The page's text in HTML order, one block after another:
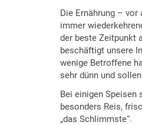
Die Ernährung –
immer
der beste Zeitpunkt
beschäftigt unsere
wenige Betroffene
sehr dünn und
Bei einigen
besonders Reis,
„das Schlimmste“.